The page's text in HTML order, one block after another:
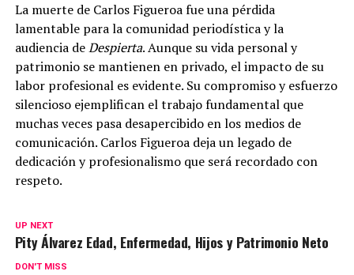
La muerte de Carlos Figueroa fue una pérdida
lamentable para la comunidad periodística y la
audiencia deDespierta. Aunque su vida personal y
patrimonio se mantienen en privado, el impacto de su
labor profesional es evidente. Su compromiso y esfuerzo
silencioso ejemplifican el trabajo fundamental que
muchas veces pasa desapercibido en los medios de
comunicación. Carlos Figueroa deja un legado de
dedicación y profesionalismo que será recordado con
respeto.
UP NEXT
Pity Álvarez Edad, Enfermedad, Hijos y Patrimonio Neto
DON'T MISS